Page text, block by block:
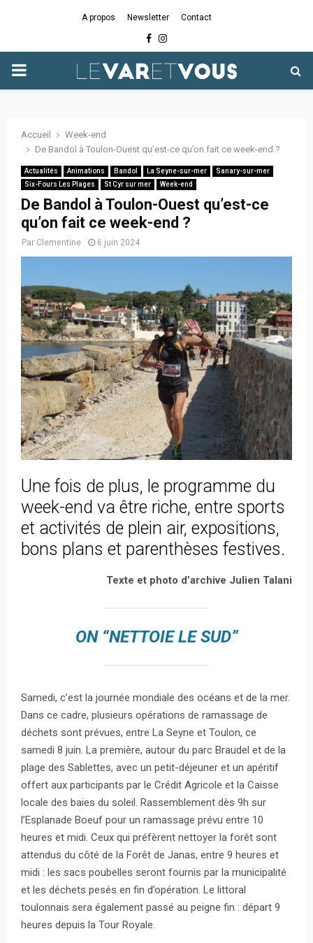
A propos Newsletter Contact
Facebook
Instagram
PRIMARY
Accueil
Week-end
De Bandol à Toulon-Ouest qu’est-ce qu’on fait ce week-end ?
Actualités Animations Bandol La Seyne-sur-mer
Sanary-sur-mer
Six-Fours Les Plages
St Cyr sur mer Week-end
De Bandol à Toulon-Ouest qu’est-ce
qu’on fait ce week-end ?
Par Clementine 6 juin 2024
Une fois de plus, le programme du
week-end va être riche, entre sports
et activités de plein air, expositions,
bons plans et parenthèses festives.
Texte et photo d’archive Julien Talani
ON “NETTOIE LE SUD”
Samedi, c’est la journée mondiale des océans et de la mer.
Dans ce cadre, plusieurs opérations de ramassage de
déchets sont prévues, entre La Seyne et Toulon, ce
samedi 8 juin. La première, autour du parc Braudel et de la
plage des Sablettes, avec un petit-déjeuner et un apéritif
offert aux participants par le Crédit Agricole et la Caisse
locale des baies du soleil. Rassemblement dès 9h sur
l’Esplanade Boeuf pour un ramassage prévu entre 10
heures et midi. Ceux qui préfèrent nettoyer la forêt sont
attendus du côté de la Forêt de Janas, entre 9 heures et
midi : les sacs poubelles seront fournis par la municipalité
et les déchets pesés en fin d’opération. Le littoral
toulonnais sera également passé au peigne fin : départ 9
heures depuis la Tour Royale.